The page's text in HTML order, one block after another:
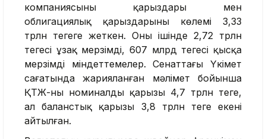
компаниясының қарыздары мен
облигациялық қарыздарының көлемі 3,33
трлн теңгеге жеткен. Оның ішінде 2,72 трлн
теңгесі ұзақ мерзімді, 607 млрд теңгесі қысқа
мерзімді міндеттемелер. Сенаттағы Үкімет
сағатында жарияланған мәлімет бойынша
ҚТЖ-ның номиналды қарызы 4,7 трлн теңге,
ал баланстық қарызы 3,8 трлн теңге екені
айтылған.